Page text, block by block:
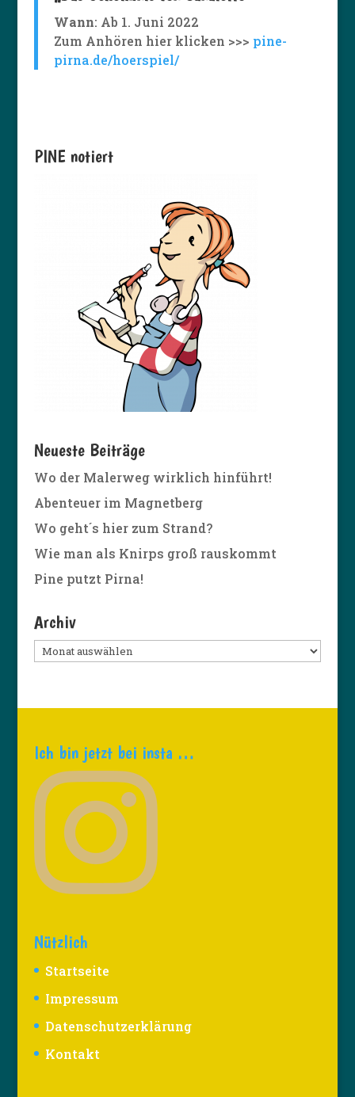
Wann: Ab 1. Juni 2022
Zum Anhören hier klicken >>> pine-
pirna.de/hoerspiel/
PINE notiert
Neueste Beiträge
Wo der Malerweg wirklich hinführt!
Abenteuer im Magnetberg
Wo geht´s hier zum Strand?
Wie man als Knirps groß rauskommt
Pine putzt Pirna!
Archiv
Archiv
Ich bin jetzt bei insta …
Nützlich
Startseite
Impressum
Datenschutzerklärung
Kontakt